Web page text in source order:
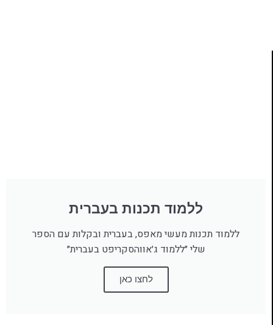
ללמוד תכנות בעברית
ללמוד תכנות מעשי מאפס, בעברית ובקלות עם הספר
שלי ״ללמוד ג׳אווהסקריפט בעברית״
לחצו כאן